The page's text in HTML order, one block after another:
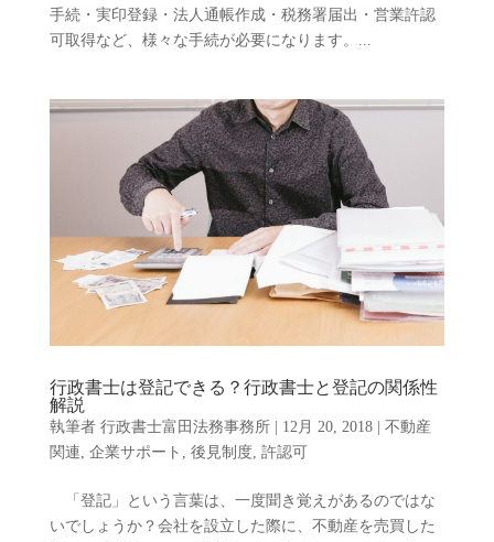
手続・実印登録・法人通帳作成・税務署届出・営業許認
可取得など、様々な手続が必要になります。...
行政書士は登記できる？行政書士と登記の関係性
解説
執筆者 行政書士富田法務事務所| 12月 20, 2018| 不動産
関連 企業サポート 後見制度, 許認可
「登記」という言葉は、一度聞き覚えがあるのではな
いでしょうか？会社を設立した際に、不動産を売買した